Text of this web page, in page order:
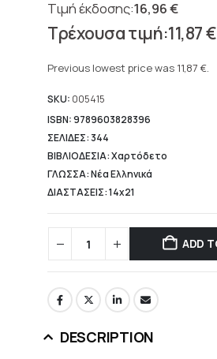
16,96€
Original
price
16,96 €.
11,87€
price
11,87 €.
Previous lowest price was 11,87 €.
SKU: 005415
ISBN: 9789603828396
ΣΕΛΙΔΕΣ: 344
ΒΙΒΛΙΟΔΕΣΙΑ: Χαρτόδετο
ΓΛΩΣΣΑ: Νέα Ελληνικά
ΔΙΑΣΤΑΣΕΙΣ: 14x21
ADD
DESCRIPTION